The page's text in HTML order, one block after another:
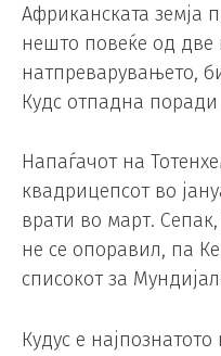
Африканската земја
нешто повеќе од две
натпреварувањето,
Кудс отпадна
Напаѓачот на
квадрицепсот во
врати во март.
не се опоравил, па
списокот за
Кудус е